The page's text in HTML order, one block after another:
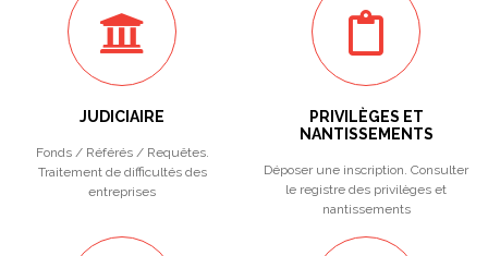
JUDICIAIRE
Fonds / Référés / Requêtes.
Traitement de difficultés des
entreprises
PRIVILÈGES ET
NANTISSEMENTS
Déposer une inscription. Consulter
le registre des privilèges et
nantissements